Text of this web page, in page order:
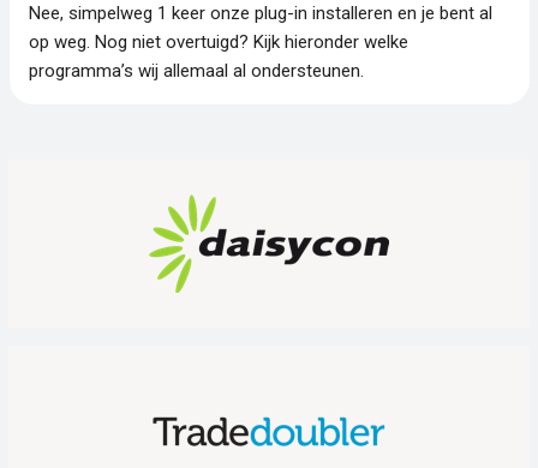
Nee, simpelweg 1 keer onze plug-in installeren en je bent al
op weg. Nog niet overtuigd? Kijk hieronder welke
programma’s wij allemaal al ondersteunen.